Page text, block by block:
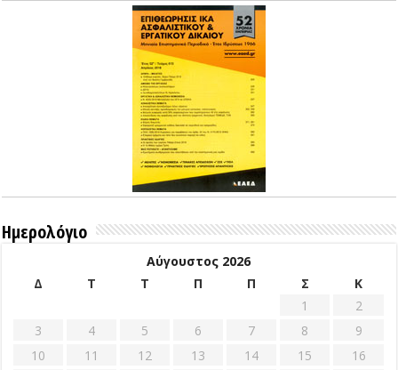
Ημερολόγιο
Αύγουστος 2026
Δ
Τ Τ Π Π Σ
Κ
1
2
3
4 5 6 7 8
9
10
11 12 13 14 15
16